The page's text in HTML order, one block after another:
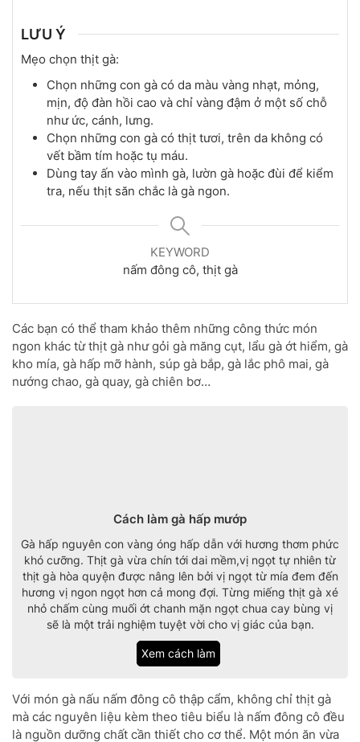
LƯU Ý
Mẹo chọn thịt gà:
Chọn những con gà có da màu vàng nhạt, mỏng,
mịn, độ đàn hồi cao và chỉ vàng đậm ở một số chỗ
như ức, cánh, lưng.
Chọn những con gà có thịt tươi, trên da không có
vết bầm tím hoặc tụ máu.
Dùng tay ấn vào mình gà, lườn gà hoặc đùi để kiểm
tra, nếu thịt săn chắc là gà ngon.
KEYWORD
nấm đông cô, thịt gà
Các bạn có thể tham khảo thêm những công thức món
ngon khác từ thịt gà như gỏi gà măng cụt, lẩu gà ớt hiểm, gà
kho mía, gà hấp mỡ hành, súp gà bắp, gà lắc phô mai, gà
nướng chao, gà quay, gà chiên bơ…
Cách làm gà hấp mướp
Gà hấp nguyên con vàng óng hấp dẫn với hương thơm phức
khó cưỡng. Thịt gà vừa chín tới dai mềm,vị ngọt tự nhiên từ
thịt gà hòa quyện được nâng lên bởi vị ngọt từ mía đem đến
hương vị ngon ngọt hơn cả mong đợi. Từng miếng thịt gà xé
nhỏ chấm cùng muối ớt chanh mặn ngọt chua cay bùng vị
sẽ là một trải nghiệm tuyệt vời cho vị giác của bạn.
Xem cách làm
Với món gà nấu nấm đông cô thập cẩm, không chỉ thịt gà
mà các nguyên liệu kèm theo tiêu biểu là nấm đông cô đều
là nguồn dưỡng chất cần thiết cho cơ thể. Một món ăn vừa